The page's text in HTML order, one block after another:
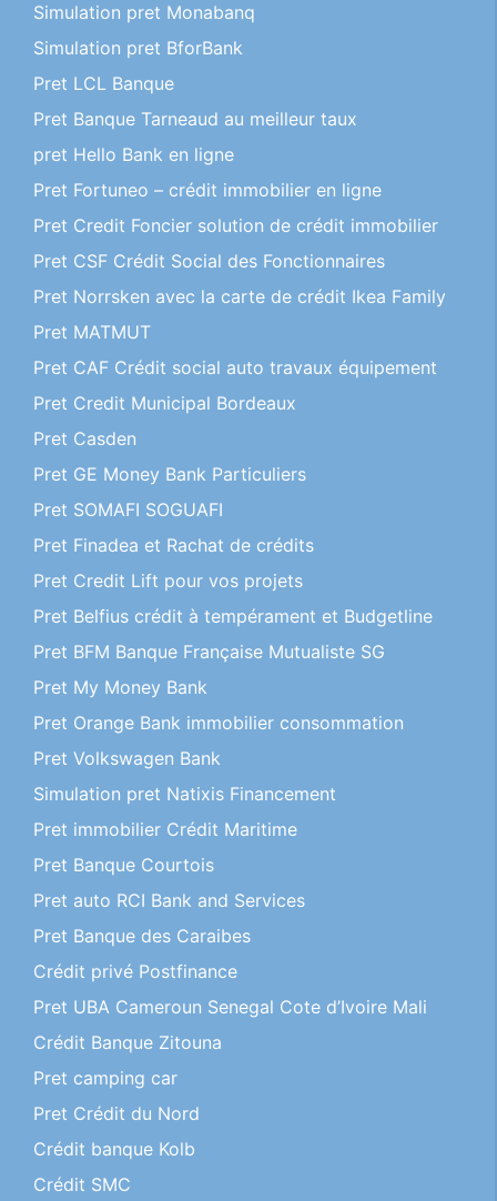
Simulation pret Monabanq
Simulation pret BforBank
Pret LCL Banque
Pret Banque Tarneaud au meilleur taux
pret Hello Bank en ligne
Pret Fortuneo – crédit immobilier en ligne
Pret Credit Foncier solution de crédit immobilier
Pret CSF Crédit Social des Fonctionnaires
Pret Norrsken avec la carte de crédit Ikea Family
Pret MATMUT
Pret CAF Crédit social auto travaux équipement
Pret Credit Municipal Bordeaux
Pret Casden
Pret GE Money Bank Particuliers
Pret SOMAFI SOGUAFI
Pret Finadea et Rachat de crédits
Pret Credit Lift pour vos projets
Pret Belfius crédit à tempérament et Budgetline
Pret BFM Banque Française Mutualiste SG
Pret My Money Bank
Pret Orange Bank immobilier consommation
Pret Volkswagen Bank
Simulation pret Natixis Financement
Pret immobilier Crédit Maritime
Pret Banque Courtois
Pret auto RCI Bank and Services
Pret Banque des Caraibes
Crédit privé Postfinance
Pret UBA Cameroun Senegal Cote d’Ivoire Mali
Crédit Banque Zitouna
Pret camping car
Pret Crédit du Nord
Crédit banque Kolb
Crédit SMC